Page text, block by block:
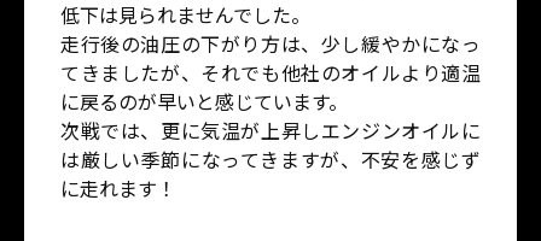
低下は見られませんでした。
走行後の油圧の下がり方は、少し緩やかになっ
てきましたが、それでも他社のオイルより適温
に戻るのが早いと感じています。
次戦では、更に気温が上昇しエンジンオイルに
は厳しい季節になってきますが、不安を感じず
に走れます！